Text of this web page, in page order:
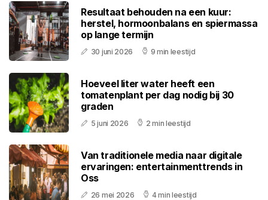
Resultaat behouden na een kuur:
herstel, hormoonbalans en spiermassa
op lange termijn
30 juni 2026 9 min leestijd
Hoeveel liter water heeft een
tomatenplant per dag nodig bij 30
graden
5 juni 2026 2 min leestijd
Van traditionele media naar digitale
ervaringen: entertainmenttrends in
Oss
26 mei 2026 4 min leestijd